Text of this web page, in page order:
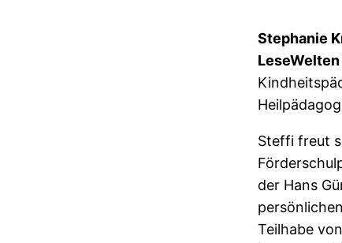
Stephanie
LeseWelten
Steffi freut
der Hans
Teilhabe